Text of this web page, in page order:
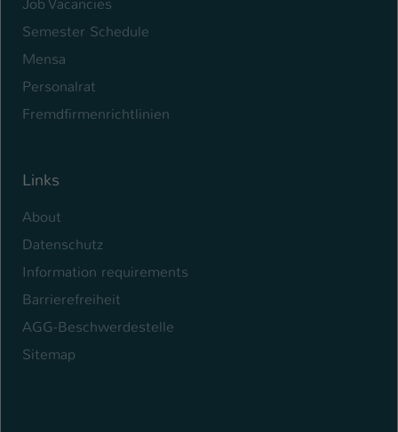
Semester Schedule
Mensa
Personalrat
Fremdfirmenrichtlinien
Links
About
Datenschutz
Information requirements
Barrierefreiheit
AGG-Beschwerdestelle
Sitemap